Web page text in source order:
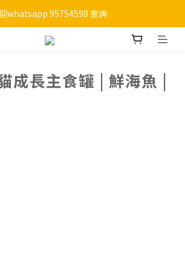
購物滿HKD 450 免運費
whatsapp 95754598 查詢
購物滿HKD 450 免運費
成長主食罐 | 鮮海魚 |